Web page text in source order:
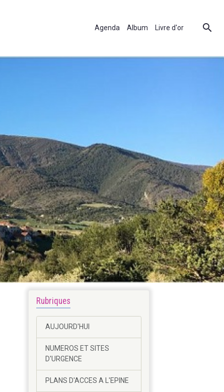
Agenda Album Livre d'or
Rubriques
AUJOURD'HUI
NUMEROS ET SITES
D'URGENCE
PLANS D'ACCES A L'EPINE